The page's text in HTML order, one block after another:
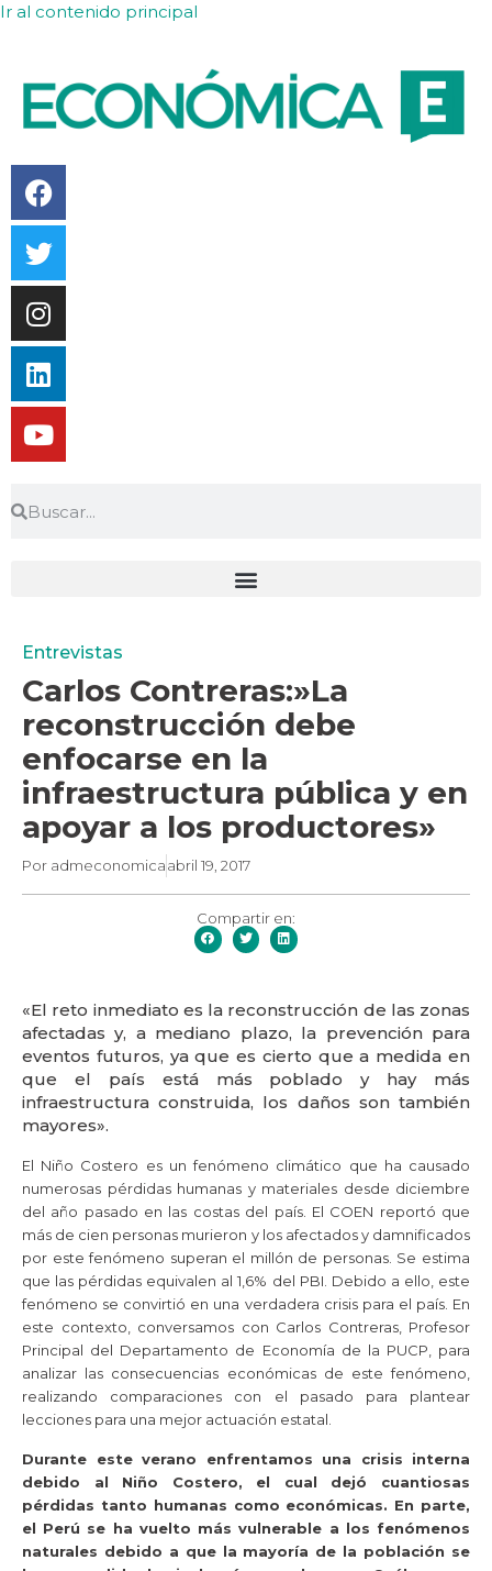
Ir al contenido principal
Entrevistas
Carlos Contreras:»La
reconstrucción debe
enfocarse en la
infraestructura pública y en
apoyar a los productores»
Por admeconomicaabril 19, 2017
Compartir en:
«El reto inmediato es la reconstrucción de las zonas
afectadas y, a mediano plazo, la prevención para
eventos futuros, ya que es cierto que a medida en
que el país está más poblado y hay más
infraestructura construida, los daños son también
mayores».
El Niño Costero es un fenómeno climático que ha causado
numerosas pérdidas humanas y materiales desde diciembre
del año pasado en las costas del país. El COEN reportó que
más de cien personas murieron y los afectados y damnificados
por este fenómeno superan el millón de personas. Se estima
que las pérdidas equivalen al 1,6% del PBI. Debido a ello, este
fenómeno se convirtió en una verdadera crisis para el país. En
este contexto, conversamos con Carlos Contreras, Profesor
Principal del Departamento de Economía de la PUCP, para
analizar las consecuencias económicas de este fenómeno,
realizando comparaciones con el pasado para plantear
lecciones para una mejor actuación estatal.
Durante este verano enfrentamos una crisis interna
debido al Niño Costero, el cual dejó cuantiosas
pérdidas tanto humanas como económicas. En parte,
el Perú se ha vuelto más vulnerable a los fenómenos
naturales debido a que la mayoría de la población se